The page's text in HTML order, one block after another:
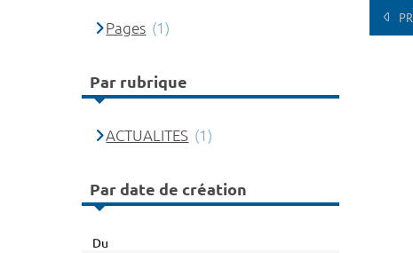
Pages (1)
Par rubrique
ACTUALITES (1)
Par date de création
Du